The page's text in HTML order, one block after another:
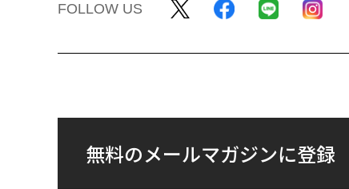
FOLLOW US
無料のメールマガジンに登録